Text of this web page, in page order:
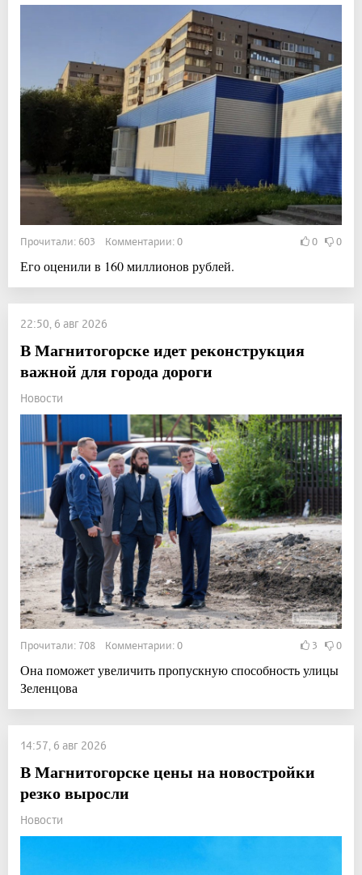
Прочитали: 603 Комментарии: 0 0 0
Его оценили в 160 миллионов рублей.
22:50, 6 авг 2026
В Магнитогорске идет реконструкция
важной для города дороги
Новости
Прочитали: 708 Комментарии: 0 3 0
Она поможет увеличить пропускную способность улицы
Зеленцова
14:57, 6 авг 2026
В Магнитогорске цены на новостройки
резко выросли
Новости